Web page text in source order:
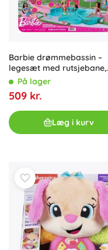
Barbie drømmebassin –
legesæt med rutsjebane,
boblebad og snackbar
På lager
509 kr.
Læg i kurv